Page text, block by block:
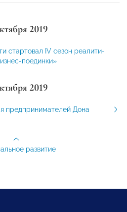
2019
стартовал IV сезон реалити-
поединки»
2019
предпринимателей Дона
развитие